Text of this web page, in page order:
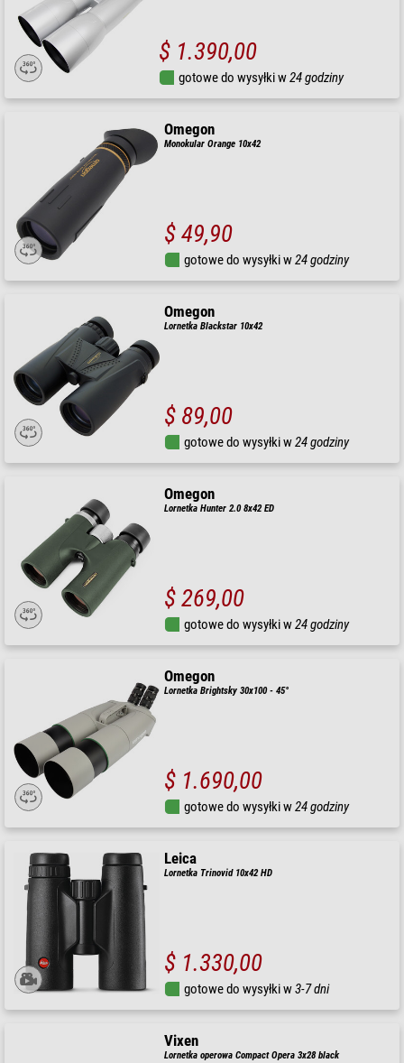
$ 1.390,00
gotowe do wysyłki w24 godziny
Omegon
Monokular Orange 10x42
$ 49,90
gotowe do wysyłki w24 godziny
Omegon
Lornetka Blackstar 10x42
$ 89,00
gotowe do wysyłki w24 godziny
Omegon
Lornetka Hunter 2.0 8x42 ED
$ 269,00
gotowe do wysyłki w24 godziny
Omegon
Lornetka Brightsky 30x100 - 45°
$ 1.690,00
gotowe do wysyłki w24 godziny
Leica
Lornetka Trinovid 10x42 HD
$ 1.330,00
gotowe do wysyłki w3-7 dni
Vixen
Lornetka operowa Compact Opera 3x28 black